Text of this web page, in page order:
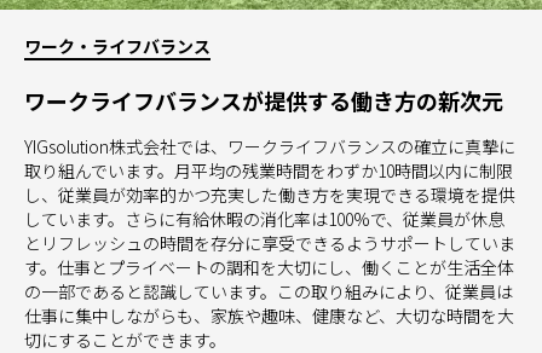
ワーク・ライフバランス
ワークライフバランスが提供する働き方の新次元
YIGsolution株式会社では、ワークライフバランスの確立に真摯に
取り組んでいます。月平均の残業時間をわずか10時間以内に制限
し、従業員が効率的かつ充実した働き方を実現できる環境を提供
しています。さらに有給休暇の消化率は100%で、従業員が休息
とリフレッシュの時間を存分に享受できるようサポートしていま
す。仕事とプライベートの調和を大切にし、働くことが生活全体
の一部であると認識しています。この取り組みにより、従業員は
仕事に集中しながらも、家族や趣味、健康など、大切な時間を大
切にすることができます。